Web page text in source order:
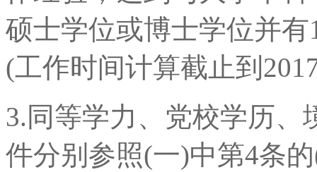
硕士学位或博士学位并
(工作时间计算截止到
3.同等学力、党校学历
件分别参照(一)中第4条